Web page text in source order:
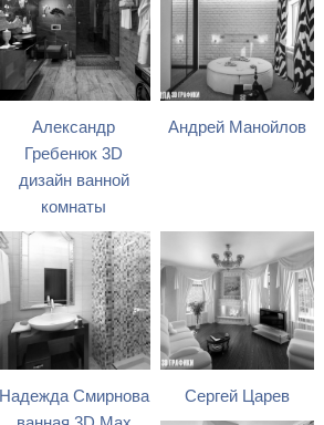
Александр
Гребенюк 3D
дизайн ванной
комнаты
Андрей Манойлов
Надежда Смирнова
Сергей Царев